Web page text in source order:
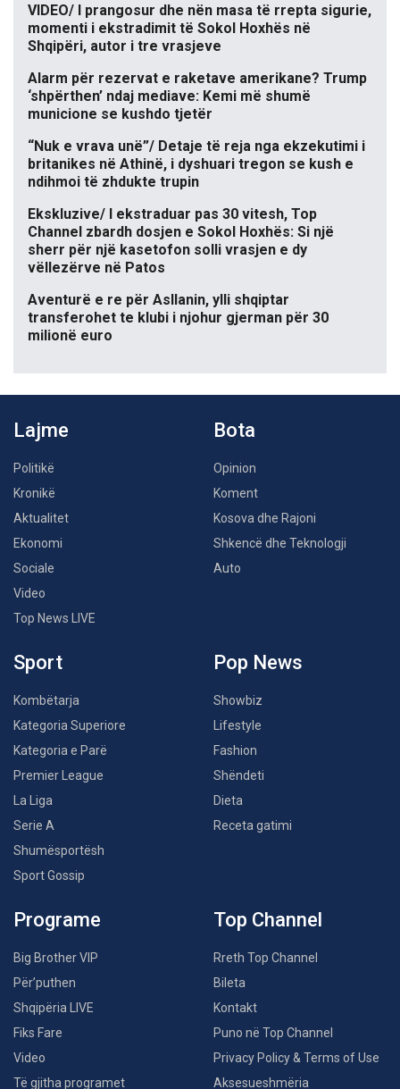
VIDEO/ I prangosur dhe nën masa të rrepta sigurie,
momenti i ekstradimit të Sokol Hoxhës në
Shqipëri, autor i tre vrasjeve
Alarm për rezervat e raketave amerikane? Trump
‘shpërthen’ ndaj mediave: Kemi më shumë
municione se kushdo tjetër
“Nuk e vrava unë”/ Detaje të reja nga ekzekutimi i
britanikes në Athinë, i dyshuari tregon se kush e
ndihmoi të zhdukte trupin
Ekskluzive/ I ekstraduar pas 30 vitesh, Top
Channel zbardh dosjen e Sokol Hoxhës: Si një
sherr për një kasetofon solli vrasjen e dy
vëllezërve në Patos
Aventurë e re për Asllanin, ylli shqiptar
transferohet te klubi i njohur gjerman për 30
milionë euro
Lajme
Politikë
Kronikë
Aktualitet
Ekonomi
Sociale
Video
Top News LIVE
Bota
Opinion
Koment
Kosova dhe Rajoni
Shkencë dhe Teknologji
Auto
Sport
Kombëtarja
Kategoria Superiore
Kategoria e Parë
Premier League
La Liga
Serie A
Shumësportësh
Sport Gossip
Pop News
Showbiz
Lifestyle
Fashion
Shëndeti
Dieta
Receta gatimi
Programe
Big Brother VIP
Për’puthen
Shqipëria LIVE
Fiks Fare
Video
Të gjitha programet
Top Channel
Rreth Top Channel
Bileta
Kontakt
Puno në Top Channel
Privacy Policy & Terms of Use
Aksesueshmëria